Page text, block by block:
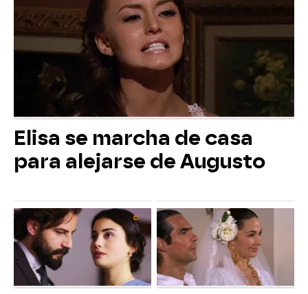
Elisa se marcha de casa
para alejarse de Augusto